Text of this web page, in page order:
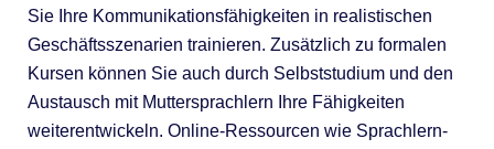
Sie Ihre Kommunikationsfähigkeiten in realistischen
Geschäftsszenarien trainieren. Zusätzlich zu formalen
Kursen können Sie auch durch Selbststudium und den
Austausch mit Muttersprachlern Ihre Fähigkeiten
weiterentwickeln. Online-Ressourcen wie Sprachlern-